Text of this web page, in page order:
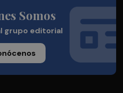
Somos
grupo editorial